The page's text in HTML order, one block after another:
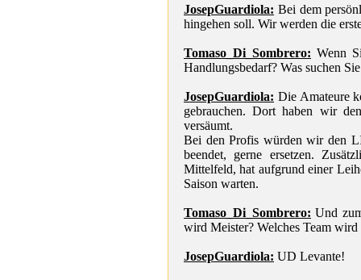
JosepGuardiola: Bei dem
hingehen soll. Wir werden die
Tomaso_Di_Sombrero: Wenn
Handlungsbedarf? Was suchen
JosepGuardiola: Die Amateure
gebrauchen. Dort haben wir
versäumt.
Bei den Profis würden wir den
beendet, gerne ersetzen.
Mittelfeld, hat aufgrund einer
Saison warten.
Tomaso_Di_Sombrero: Und
wird Meister? Welches Team
JosepGuardiola: UD Levante!